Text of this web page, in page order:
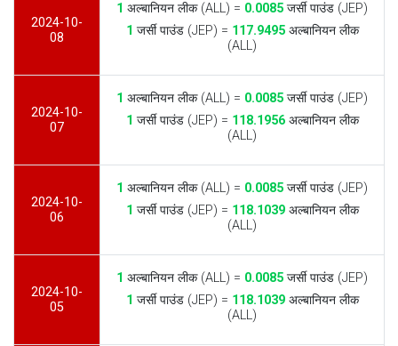
2024-10-
08
1 अल्बानियन लीक (ALL) = 0.0085 जर्सी पाउंड (JEP)
1 जर्सी पाउंड (JEP) = 117.9495अल्बानियन लीक
(ALL)
2024-10-
07
1 अल्बानियन लीक (ALL) = 0.0085 जर्सी पाउंड (JEP)
1 जर्सी पाउंड (JEP) = 118.1956अल्बानियन लीक
(ALL)
2024-10-
06
1 अल्बानियन लीक (ALL) = 0.0085 जर्सी पाउंड (JEP)
1 जर्सी पाउंड (JEP) = 118.1039अल्बानियन लीक
(ALL)
2024-10-
05
1 अल्बानियन लीक (ALL) = 0.0085 जर्सी पाउंड (JEP)
1 जर्सी पाउंड (JEP) = 118.1039अल्बानियन लीक
(ALL)